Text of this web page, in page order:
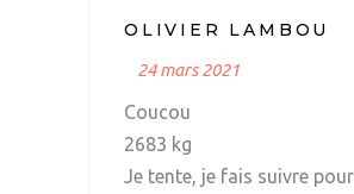
OLIVIER LAMBOU
24 mars 2021
Coucou
2683 kg
Je tente, je fais suivre